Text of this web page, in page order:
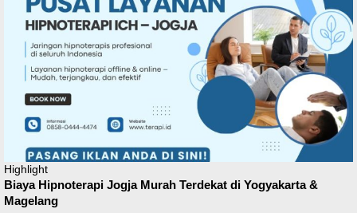
Highlight
Biaya Hipnoterapi Jogja Murah Terdekat di Yogyakarta &
Magelang